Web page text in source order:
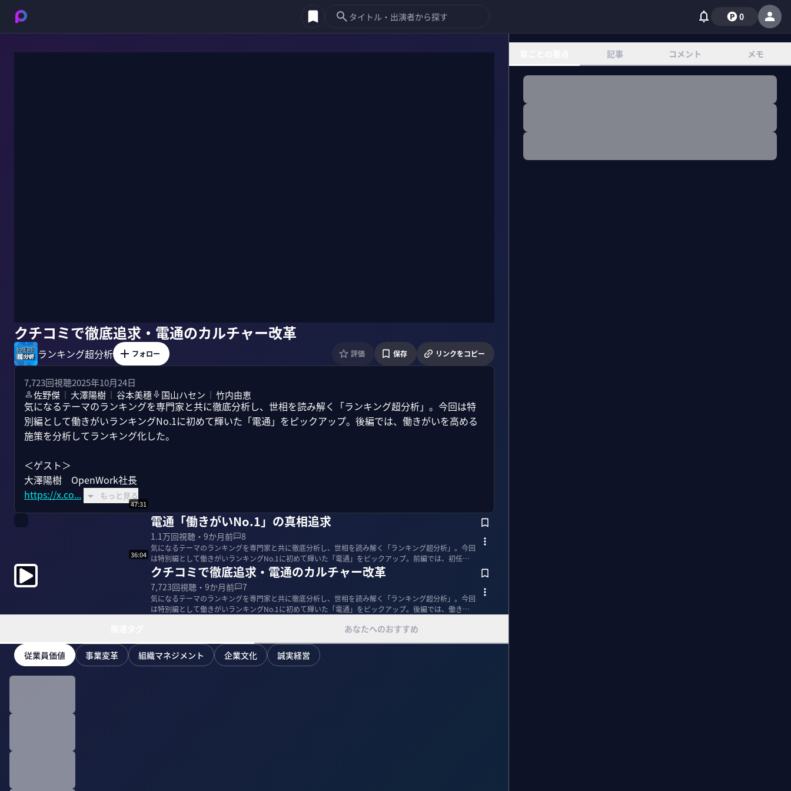
0
クチコミで徹底追求・電通のカルチャー改革
ランキング超分析 フォロー 評価 保存 リンクをコピー
7,723回視聴2025年10月24日
佐野傑 ｜ 大澤陽樹 ｜ 谷本美穗 国山ハセン ｜ 竹内由恵
気になるテーマのランキングを専門家と共に徹底分析し、世相を読み解く「ランキング超分析」。今回は特
別編として働きがいランキングNo.1に初めて輝いた「電通」をピックアップ。後編では、働きがいを高める
施策を分析してランキング化した。
＜ゲスト＞
https://x.co...
もっと見る
47:31
電通「働きがいNo.1」の真相追求
1.1万回視聴・ 9か月前 8
気になるテーマのランキングを専門家と共に徹底分析し、世相を読み解く「ランキング超分析」。今回
は特別編として働きがいランキングNo.1に初めて輝いた「電通」をピックアップ。前編では、初任給
や残業減など社...
36:04
クチコミで徹底追求・電通のカルチャー改革
7,723回視聴・ 9か月前 7
気になるテーマのランキングを専門家と共に徹底分析し、世相を読み解く「ランキング超分析」。今回
は特別編として働きがいランキングNo.1に初めて輝いた「電通」をピックアップ。後編では、働きが
あなたへのおすすめ
従業員価値 事業変革 組織マネジメント 企業文化 誠実経営
記事 コメント メモ